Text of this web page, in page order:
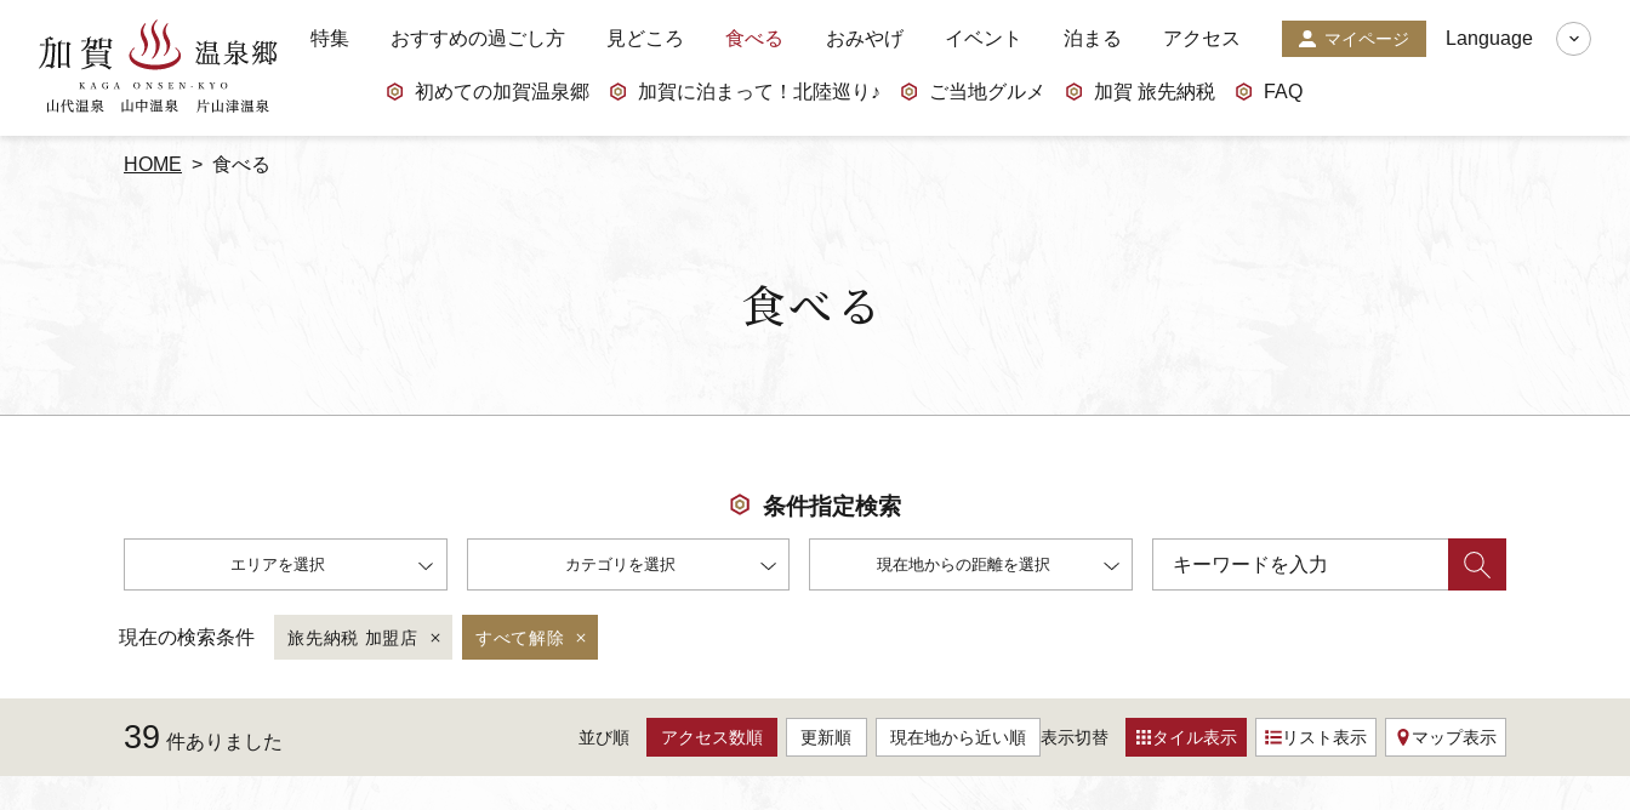
特集 おすすめの過ごし方 見どころ 食べる おみやげ イベント 泊まる アクセス マイページ
初めての加賀温泉郷 加賀に泊まって！北陸巡り♪ ご当地グルメ 加賀 旅先納税 FAQ
Language
HOME 食べる
食べる
条件指定検索
エリアを選択 カテゴリを選択 現在地からの距離を選択
現在の検索条件 旅先納税 加盟店 すべて解除
39 件ありました 並び順 アクセス数順 更新順 現在地から近い順 表示切替 タイル表示 リスト表示 マップ表示